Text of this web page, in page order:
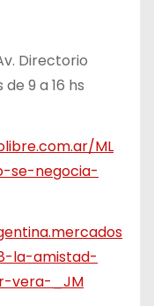
Directorio
9 a 16 hs
ML
se-negocia-
la-amistad-
vera-_JM